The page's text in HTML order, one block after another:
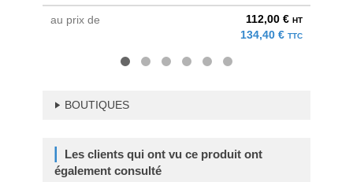
au prix de 112,00 € HT
134,40 € TTC
BOUTIQUES
Les clients qui ont vu ce produit ont
également consulté